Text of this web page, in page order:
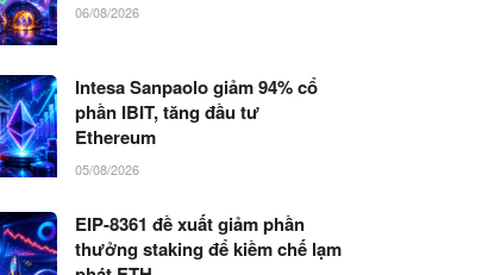
06/08/2026
Intesa Sanpaolo giảm 94% cổ
phần IBIT, tăng đầu tư
Ethereum
05/08/2026
EIP-8361 đề xuất giảm phần
thưởng staking để kiềm chế lạm